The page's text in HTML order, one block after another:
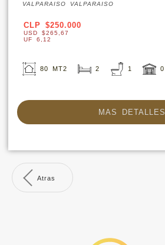
VALPARAISO VALPARAISO
CLP $250.000
USD $265,67
UF 6,12
80 MT2 2 1 0
MAS DETALLES
Atras